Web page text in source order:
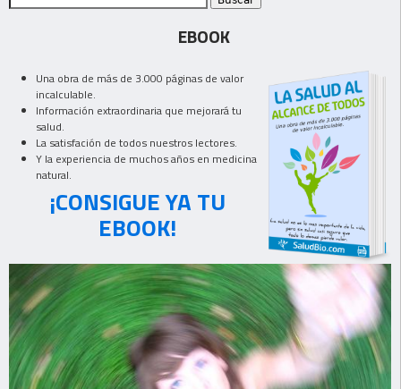
EBOOK
Una obra de más de 3.000 páginas de valor
incalculable.
Información extraordinaria que mejorará tu
salud.
La satisfación de todos nuestros lectores.
Y la experiencia de muchos años en medicina
natural.
¡CONSIGUE YA TU
EBOOK!